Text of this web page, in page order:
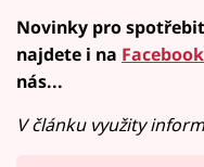
Novinky pro
najdete i na
nás...
V článku využity